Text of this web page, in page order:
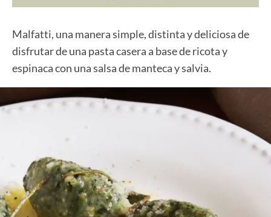
Malfatti, una manera simple, distinta y deliciosa de
disfrutar de una pasta casera a base de ricota y
espinaca con una salsa de manteca y salvia.